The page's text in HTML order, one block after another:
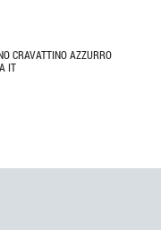
CRAVATTINO AZZURRO
IT